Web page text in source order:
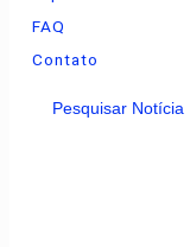
FAQ
Contato
Pesquisar Notícia